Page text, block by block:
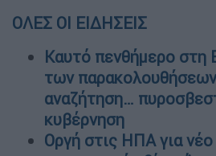
ΟΛΕΣ ΟΙ ΕΙΔΗΣΕΙΣ
Καυτό πενθήμερο στη
των
αναζήτηση…
κυβέρνηση
Οργή στις ΗΠΑ για